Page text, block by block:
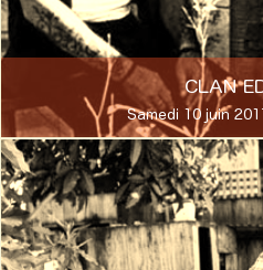
CLAN
Samedi 10 juin